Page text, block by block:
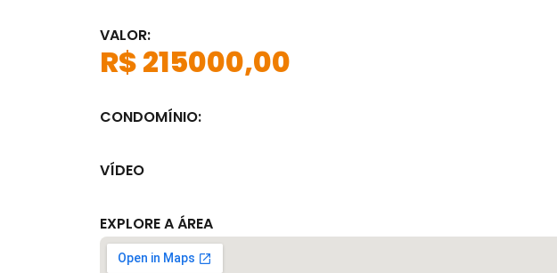
VALOR:
R$ 215000,00
CONDOMÍNIO:
VÍDEO
EXPLORE A ÁREA